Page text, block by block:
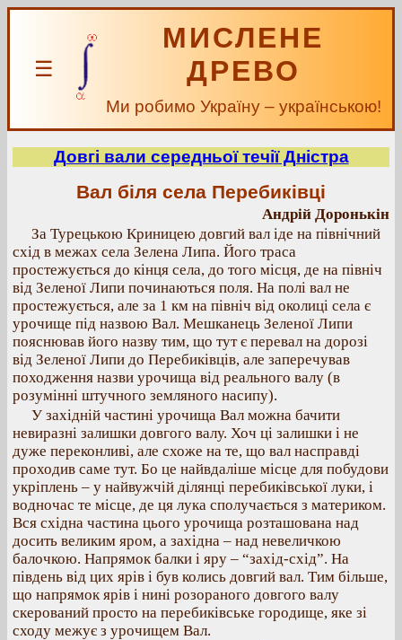
☰
МИСЛЕНЕ
ДРЕВО
Ми робимо Україну – українською!
Довгі вали середньої течії Дністра
Вал біля села Перебиківці
Андрій Доронькін
За Турецькою Криницею довгий вал іде на північний
схід в межах села Зелена Липа. Його траса
простежується до кінця села, до того місця, де на північ
від Зеленої Липи починаються поля. На полі вал не
простежується, але за 1 км на північ від околиці села є
урочище під назвою Вал. Мешканець Зеленої Липи
пояснював його назву тим, що тут є перевал на дорозі
від Зеленої Липи до Перебиківців, але заперечував
походження назви урочища від реального валу (в
розумінні штучного земляного насипу).
У західній частині урочища Вал можна бачити
невиразні залишки довгого валу. Хоч ці залишки і не
дуже переконливі, але схоже на те, що вал насправді
проходив саме тут. Бо це найвдаліше місце для побудови
укріплень – у найвужчій ділянці перебиківської луки, і
водночас те місце, де ця лука сполучається з материком.
Вся східна частина цього урочища розташована над
досить великим яром, а західна – над невеличкою
балочкою. Напрямок балки і яру – “захід-схід”. На
південь від цих ярів і був колись довгий вал. Тим більше,
що напрямок ярів і нині розораного довгого валу
скерований просто на перебиківське городище, яке зі
сходу межує з урочищем Вал.